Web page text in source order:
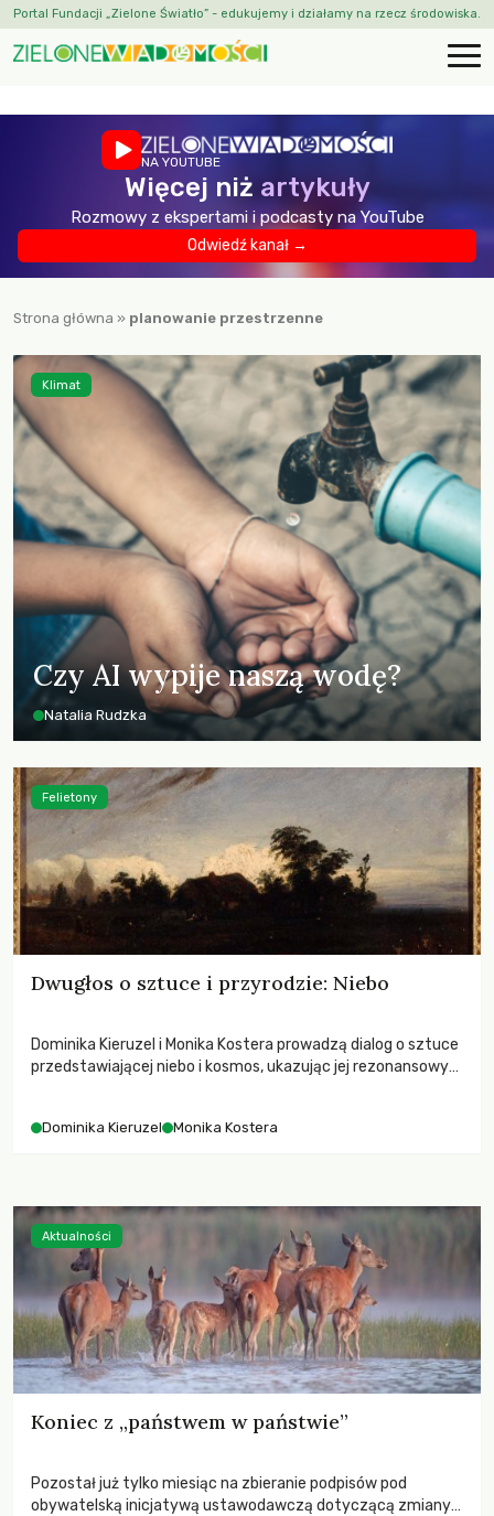
Portal Fundacji „Zielone Światło” - edukujemy i działamy na rzecz środowiska.
NA YOUTUBE
Więcej niż artykuły
Rozmowy z ekspertami i podcasty na YouTube
Odwiedź kanał →
Strona główna » planowanie przestrzenne
Czy AI wypije naszą wodę?
Natalia Rudzka
Klimat
Dwugłos o sztuce i przyrodzie: Niebo
Dominika Kieruzel i Monika Kostera prowadzą dialog o sztuce
przedstawiającej niebo i kosmos, ukazując jej rezonansowy
Dominika Kieruzel Monika Kostera
Felietony
Koniec z „państwem w państwie”
Pozostał już tylko miesiąc na zbieranie podpisów pod
obywatelską inicjatywą ustawodawczą dotyczącą zmiany
Aktualności